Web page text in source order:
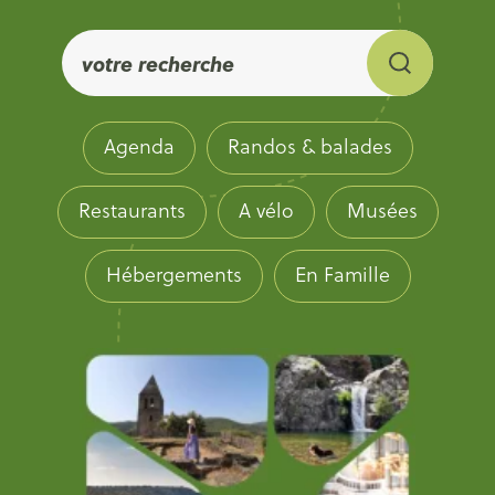
Agenda Randos & balades
Restaurants A vélo Musées
Hébergements En Famille